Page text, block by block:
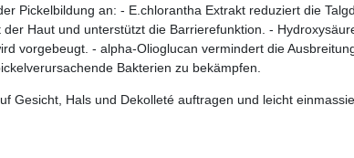
Pickelbildung an: - E.chlorantha Extrakt reduziert die
Haut und unterstützt die Barrierefunktion. -
vorgebeugt. - alpha-Olioglucan vermindert die
Bakterien zu bekämpfen.
Gesicht, Hals und Dekolleté auftragen und leicht